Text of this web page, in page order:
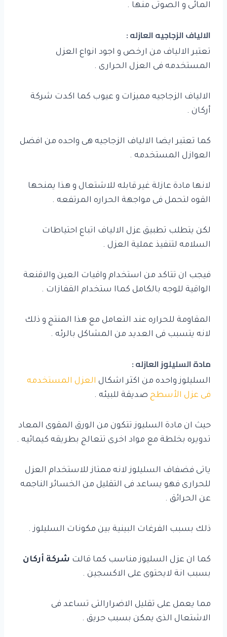
المائى و الصوتى منها .
الالياف الزجاجيه العازله :
تعتبر الالياف من ارخص و اجود انواع العزل
المستخدمه فى العزل الحرارى .
الالياف الزجاجيه مميزات و عيوب كما اكدت شركة
أركان .
كما تعتبر ايضا الالياف الزجاجيه هى واحده من افضل
العوازل المستخدمه .
لانها مادة عازلة غير قابله للاشتعال و هذا يمنحها
القوه لتحمل فى مواجهة الحراره المرتفعه .
لكن يتطلب تطبيق عزل الالياف اتباع احتياطات
السلامه لتنفيذ عملية العزل .
فيجب ان تتاكد من استخدام واقيات العين والاقنعة
الواقية للوجه بالكامل كماا ستخدام القفازات .
المقاومة للحراره عند التعامل مع هذا المنتج و ذلك
لانه يتسبب فى العديد من المشاكل بالرئه .
مادة السليلوز العازله :
السليلوز واحده من اكثر اشكال العزل المستخدمه
فى عزل الأسطح صديقة للبيئه .
حيث ان مادة السليوز تتكون من الورق المقوى المعاد
تدويره بخلطة مع مواد اخرى تتعالج بطريقه كيمائيه .
ياتى فضفاف السليلوز لانه ممتاز للاستخدام العزل
للحرارى فهو يساعد فى التقليل من الخسائر الناجمه
عن الحرائق .
ذلك بسبب الفرغات البينية بين مكونات السليلوز .
كما ان عزل السليوز مناسب كما قالت شركة أركان
بسبب انة لايحتوى على الاكسجين .
مما يعمل على تقليل الاضرارالتى تساعد فى
الاشتعال الذى يمكن بسبب حريق .